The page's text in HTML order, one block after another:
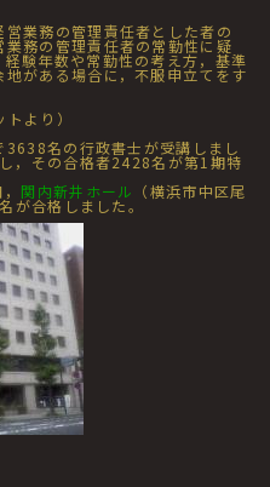
業務の管理責任者とした者の
務の管理責任者の常勤性に疑
験年数や常勤性の考え方，基準
がある場合に，不服申立てをす
より）
名の行政書士が受講しまし
，その合格者2428名が第1期特
関内新井ホール （横浜市中区尾
が合格しました。